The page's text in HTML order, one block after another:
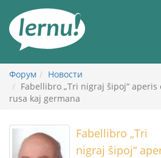
содержанию
Форум
Новости
Fabellibro „Tri nigraj ŝipoj“
rusa kaj germana
Fabellibro „Tri
nigraj ŝipoj“